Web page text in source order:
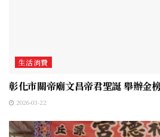
生活消費
彰化市關帝廟文昌帝君聖誕 舉辦金
2026-03-22